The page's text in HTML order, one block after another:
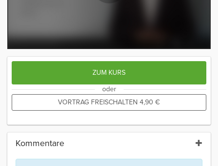
ZUM KURS
oder
VORTRAG FREISCHALTEN 4,90 €
Kommentare